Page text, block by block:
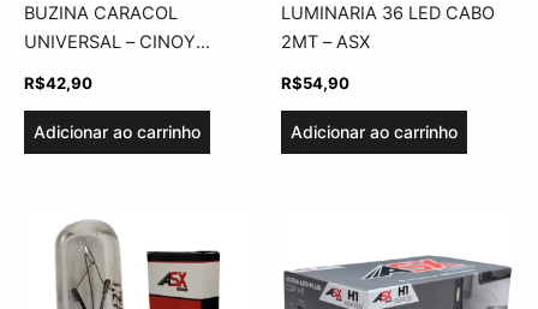
BUZINA CARACOL
UNIVERSAL – CINOY
BZC1780
R$42,90
Adicionar ao carrinho
LUMINARIA 36 LED CABO
2MT – ASX
R$54,90
Adicionar ao carrinho